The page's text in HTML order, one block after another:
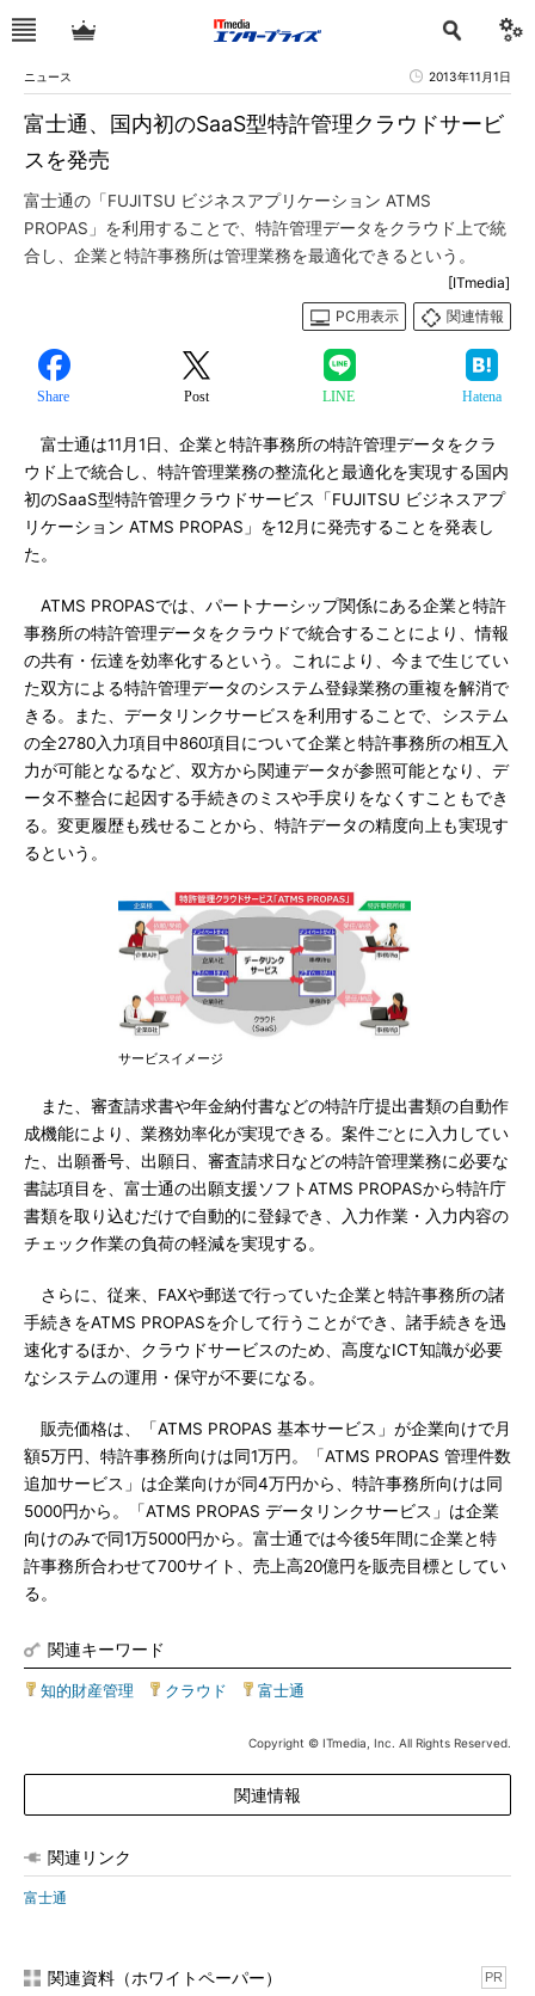
ニュース 2013年11月1日
富士通、国内初のSaaS型特許管理クラウドサービ
スを発売
富士通の「FUJITSU ビジネスアプリケーション ATMS
PROPAS」を利用することで、特許管理データをクラウド上で統
合し、企業と特許事務所は管理業務を最適化できるという。
[ITmedia]
PC用表示
関連情報
Share Post LINE Hatena
富士通は11月1日、企業と特許事務所の特許管理データをクラ
ウド上で統合し、特許管理業務の整流化と最適化を実現する国内
初のSaaS型特許管理クラウドサービス「FUJITSU ビジネスアプ
リケーション ATMS PROPAS」を12月に発売することを発表し
た。
ATMS PROPASでは、パートナーシップ関係にある企業と特許
事務所の特許管理データをクラウドで統合することにより、情報
の共有・伝達を効率化するという。これにより、今まで生じてい
た双方による特許管理データのシステム登録業務の重複を解消で
きる。また、データリンクサービスを利用することで、システム
の全2780入力項目中860項目について企業と特許事務所の相互入
力が可能となるなど、双方から関連データが参照可能となり、デ
ータ不整合に起因する手続きのミスや手戻りをなくすこともでき
る。変更履歴も残せることから、特許データの精度向上も実現す
るという。
サービスイメージ
また、審査請求書や年金納付書などの特許庁提出書類の自動作
成機能により、業務効率化が実現できる。案件ごとに入力してい
た、出願番号、出願日、審査請求日などの特許管理業務に必要な
書誌項目を、富士通の出願支援ソフトATMS PROPASから特許庁
書類を取り込むだけで自動的に登録でき、入力作業・入力内容の
チェック作業の負荷の軽減を実現する。
さらに、従来、FAXや郵送で行っていた企業と特許事務所の諸
手続きをATMS PROPASを介して行うことができ、諸手続きを迅
速化するほか、クラウドサービスのため、高度なICT知識が必要
なシステムの運用・保守が不要になる。
販売価格は、「ATMS PROPAS 基本サービス」が企業向けで月
額5万円、特許事務所向けは同1万円。「ATMS PROPAS 管理件数
追加サービス」は企業向けが同4万円から、特許事務所向けは同
5000円から。「ATMS PROPAS データリンクサービス」は企業
向けのみで同1万5000円から。富士通では今後5年間に企業と特
許事務所合わせて700サイト、売上高20億円を販売目標としてい
る。
関連キーワード
知的財産管理 クラウド 富士通
Copyright © ITmedia, Inc. All Rights Reserved.
関連情報
関連リンク
富士通
関連資料（ホワイトペーパー） PR